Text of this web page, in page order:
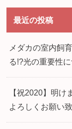
最近の投稿
メダカの室内飼
る!?光の重要性
【祝2020】明
よろしくお願い